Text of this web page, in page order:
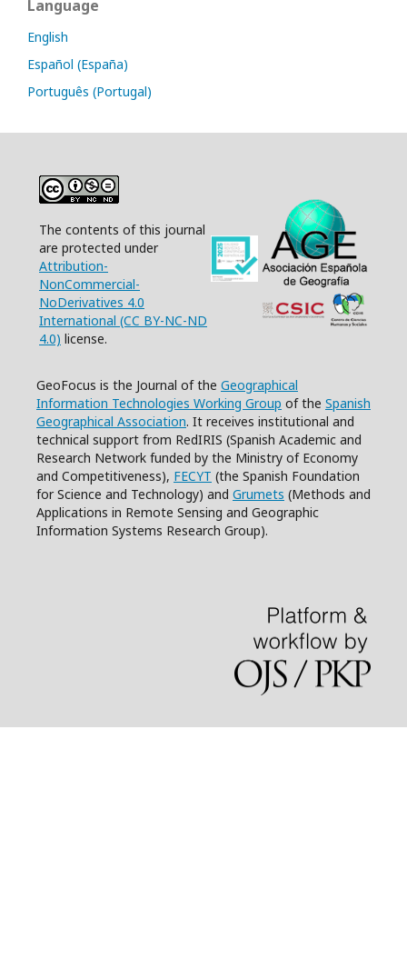
Language
English
Español (España)
Português (Portugal)
The contents of this journal
are protected under
Attribution-
NonCommercial-
NoDerivatives 4.0
International (CC BY-NC-ND
4.0) license.
GeoFocus is the Journal of the Geographical
Information Technologies Working Group of the Spanish
Geographical Association. It receives institutional and
technical support from RedIRIS (Spanish Academic and
Research Network funded by the Ministry of Economy
and Competitiveness), FECYT (the Spanish Foundation
for Science and Technology) and Grumets (Methods and
Applications in Remote Sensing and Geographic
Information Systems Research Group).